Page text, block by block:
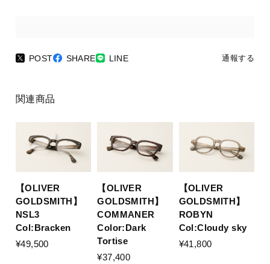
POST SHARE LINE 通報する
関連商品
【OLIVER
GOLDSMITH】
NSL3
Col:Bracken
¥49,500
【OLIVER
GOLDSMITH】
COMMANER
Color:Dark
Tortise
¥37,400
【OLIVER
GOLDSMITH】
ROBYN
Col:Cloudy sky
¥41,800